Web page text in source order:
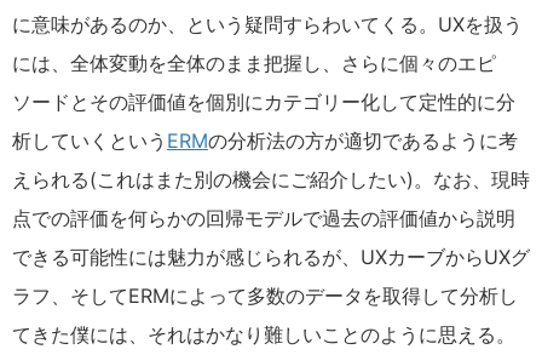
に意味があるのか、という疑問すらわいてくる。UXを扱う
には、全体変動を全体のまま把握し、さらに個々のエピ
ソードとその評価値を個別にカテゴリー化して定性的に分
析していくという ERMの分析法の方が適切であるように考
えられる(これはまた別の機会にご紹介したい)。なお、現時
点での評価を何らかの回帰モデルで過去の評価値から説明
できる可能性には魅力が感じられるが、UXカーブからUXグ
ラフ、そしてERMによって多数のデータを取得して分析し
てきた僕には、それはかなり難しいことのように思える。